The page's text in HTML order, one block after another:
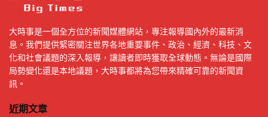
大時事是一個全方位的新聞媒體網站，專注報導國內外的最新消
息。我們提供緊密關注世界各地重要事件、政治、經濟、科技、文
化和社會議題的深入報導，讓讀者即時獲取全球動態。無論是國際
局勢變化還是本地議題，大時事都將為您帶來精確可靠的新聞資
訊。
近期文章